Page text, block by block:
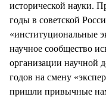
исторической науки.
годы в советской
«институциональные
научное сообщество
организации научной
годов на смену
пришли привычные